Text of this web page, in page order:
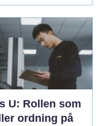
U: Rollen som
ordning på